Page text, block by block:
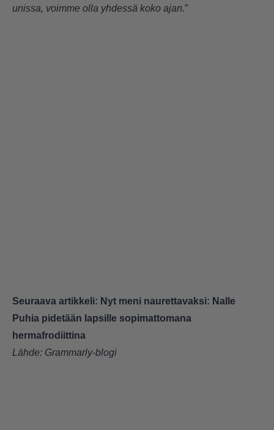
unissa, voimme olla yhdessä koko ajan.”
Seuraava artikkeli: Nyt meni naurettavaksi: Nalle
Puhia pidetään lapsille sopimattomana
hermafrodiittina
Lähde: Grammarly-blogi